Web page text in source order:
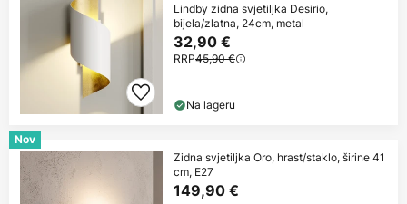
Lindby zidna svjetiljka Desirio,
bijela/zlatna, 24cm, metal
32,90 €
RRP45,90 €
Na lageru
Nov
Zidna svjetiljka Oro, hrast/staklo, širine 41
cm, E27
149,90 €